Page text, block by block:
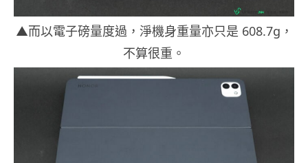
▲而以電子磅量度過，淨機身重量亦只是 608.7g，
不算很重。